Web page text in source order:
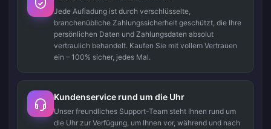
Jede Aufladung ist durch verschlüsselte,
branchenübliche Zahlungssicherheit geschützt, die Ihre
persönlichen Daten und Zahlungsdaten absolut
vertraulich behandelt. Kaufen Sie mit vollem Vertrauen
ein – 100% sicher, jedes Mal.
Kundenservice rund um die Uhr
Unser freundliches Support-Team steht Ihnen rund um
die Uhr zur Verfügung, um Ihnen vor, während und nach